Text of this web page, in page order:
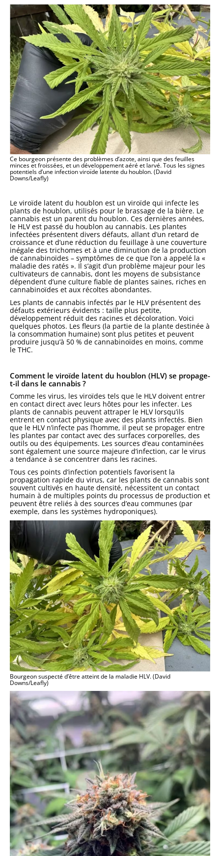
Ce bourgeon présente des problèmes d’azote, ainsi que des feuilles
minces et froissées, et un développement aéré et larvé. Tous les signes
potentiels d’une infection viroïde latente du houblon. (David
Downs/Leafly)
Le viroïde latent du houblon est un viroïde qui infecte les
plants de houblon, utilisés pour le brassage de la bière. Le
cannabis est un parent du houblon. Ces dernières années,
le HLV est passé du houblon au cannabis. Les plantes
infectées présentent divers défauts, allant d’un retard de
croissance et d’une réduction du feuillage à une couverture
inégale des trichomes et à une diminution de la production
de cannabinoïdes – symptômes de ce que l’on a appelé la «
maladie des ratés ». Il s’agit d’un problème majeur pour les
cultivateurs de cannabis, dont les moyens de subsistance
dépendent d’une culture fiable de plantes saines, riches en
cannabinoïdes et aux récoltes abondantes.
Les plants de cannabis infectés par le HLV présentent des
défauts extérieurs évidents : taille plus petite,
développement réduit des racines et décoloration. Voici
quelques photos. Les fleurs (la partie de la plante destinée à
la consommation humaine) sont plus petites et peuvent
produire jusqu’à 50 % de cannabinoïdes en moins, comme
le THC.
Comment le viroïde latent du houblon (HLV) se propage-
t-il dans le cannabis ?
Comme les virus, les viroïdes tels que le HLV doivent entrer
en contact direct avec leurs hôtes pour les infecter. Les
plants de cannabis peuvent attraper le HLV lorsqu’ils
entrent en contact physique avec des plants infectés. Bien
que le HLV n’infecte pas l’homme, il peut se propager entre
les plantes par contact avec des surfaces corporelles, des
outils ou des équipements. Les sources d’eau contaminées
sont également une source majeure d’infection, car le virus
a tendance à se concentrer dans les racines.
Tous ces points d’infection potentiels favorisent la
propagation rapide du virus, car les plants de cannabis sont
souvent cultivés en haute densité, nécessitent un contact
humain à de multiples points du processus de production et
peuvent être reliés à des sources d’eau communes (par
exemple, dans les systèmes hydroponiques).
Bourgeon suspecté d’être atteint de la maladie HLV. (David
Downs/Leafly)